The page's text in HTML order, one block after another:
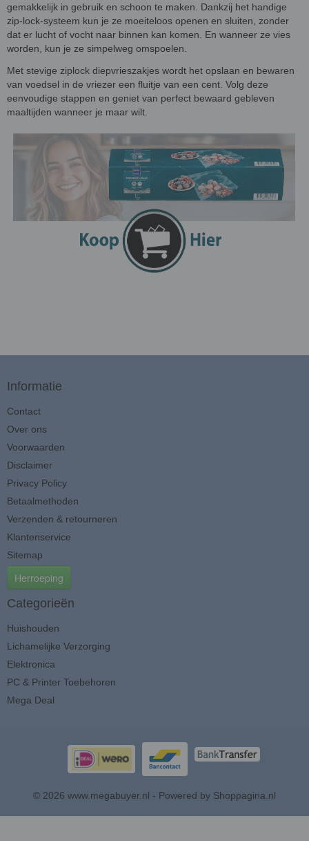
gemakkelijk in gebruik en schoon te maken. Dankzij het handige
zip-lock-systeem kun je ze moeiteloos openen en sluiten, zonder
dat er lucht of vocht naar binnen kan komen. En wanneer ze vies
worden, kun je ze simpelweg omspoelen.
Met stevige ziplock diepvrieszakjes wordt het opslaan en bewaren
van voedsel in de vriezer een fluitje van een cent. Volg deze
eenvoudige stappen en geniet van perfect bewaard gebleven
maaltijden wanneer je maar wilt.
Informatie
Contact
Over ons
Voorwaarden
Disclaimer
Privacy Policy
Betaalmethoden
Verzenden & retourneren
Klantenservice
Sitemap
Herroeping
Categorieën
Huishouden
Lichamelijke Verzorging
Elektronica
PC & Printer Toebehoren
Mega Deal
© 2026 www.megabuyer.nl - Powered by Shoppagina.nl